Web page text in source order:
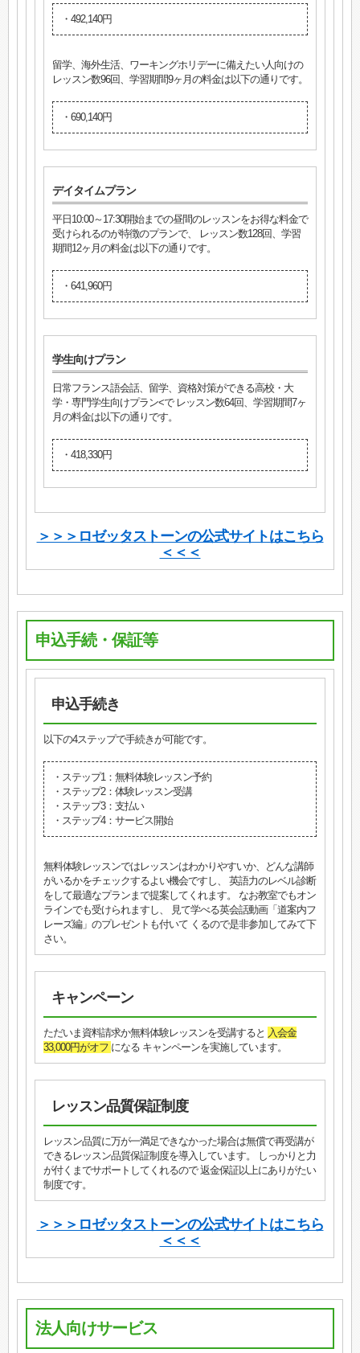
・492,140円
留学、海外生活、ワーキングホリデーに備えたい人向けの
レッスン数96回、学習期間9ヶ月の料金は以下の通りです。
・690,140円
デイタイムプラン
平日10:00～17:30開始までの昼間のレッスンをお得な料金で
受けられるのが特徴のプランで、 レッスン数128回、学習
期間12ヶ月の料金は以下の通りです。
・641,960円
学生向けプラン
日常フランス語会話、留学、資格対策ができる高校・大
学・専門学生向けプラン<で レッスン数64回、学習期間7ヶ
月の料金は以下の通りです。
・418,330円
＞＞＞ロゼッタストーンの公式サイトはこちら
＜＜＜
申込手続・保証等
申込手続き
以下の4ステップで手続きが可能です。
・ステップ1：無料体験レッスン予約
・ステップ2：体験レッスン受講
・ステップ3：支払い
・ステップ4：サービス開始
無料体験レッスンではレッスンはわかりやすいか、どんな講師
がいるかをチェックするよい機会ですし、 英語力のレベル診断
をして最適なプランまで提案してくれます。 なお教室でもオン
ラインでも受けられますし、 見て学べる英会話動画「道案内フ
レーズ編」のプレゼントも付いて くるので是非参加してみて下
さい。
キャンペーン
ただいま資料請求か無料体験レッスンを受講すると 入会金
33,000円がオフ になる キャンペーンを実施しています。
レッスン品質保証制度
レッスン品質に万が一満足できなかった場合は無償で再受講が
できるレッスン品質保証制度を導入しています。 しっかりと力
が付くまでサポートしてくれるので 返金保証以上にありがたい
制度です。
＞＞＞ロゼッタストーンの公式サイトはこちら
＜＜＜
法人向けサービス